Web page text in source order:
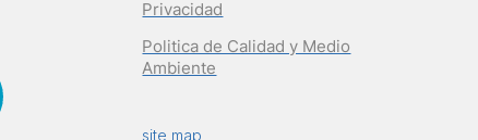
Privacidad
Politica de Calidad y Medio
Ambiente
site map